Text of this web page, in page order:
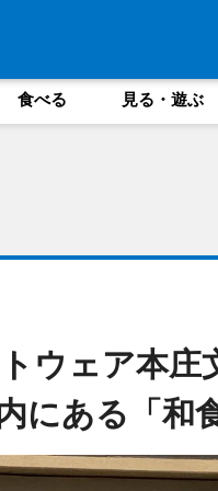
食べる 見る・遊ぶ
ウェア本庄
にある「和